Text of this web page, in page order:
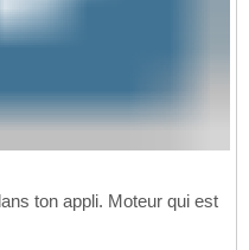
ton appli. Moteur qui est